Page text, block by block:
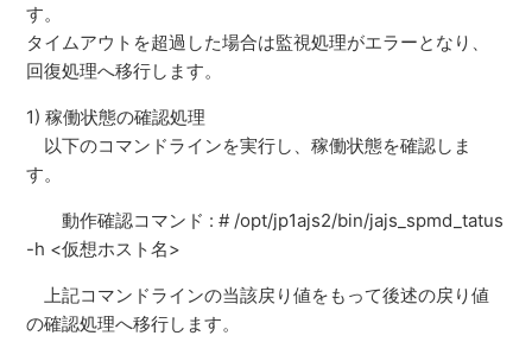
す。
タイムアウトを超過した場合は監視処理がエラーとなり、
回復処理へ移行します。
1) 稼働状態の確認処理
以下のコマンドラインを実行し、稼働状態を確認しま
す。
動作確認コマンド : # /opt/jp1ajs2/bin/jajs_spmd_tatus
-h <仮想ホスト名>
上記コマンドラインの当該戻り値をもって後述の戻り値
の確認処理へ移行します。